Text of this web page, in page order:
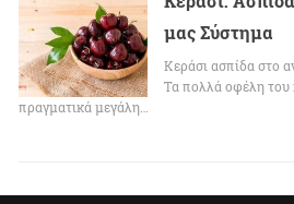
μας Σύστημα
Κεράσι ασπίδα στο
Τα πολλά οφέλη του
πραγματικά μεγάλη…